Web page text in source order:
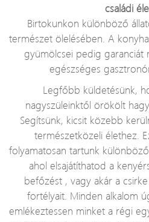
családi
Birtokunkon különböző
természet ölelésében. A
gyümölcsei pedig garanciát
egészséges
Legfőbb küldetésünk,
nagyszüleinktől örökölt
Segítsünk, kicsit közebb
természetközeli élethez.
folyamatosan tartunk
ahol elsajátíthatod a
befőzést , vagy akár a
fortélyait. Minden alkalom
emlékeztessen minket a régi